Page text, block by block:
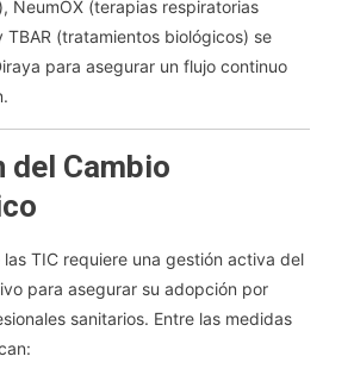
NeumOX (terapias respiratorias
TBAR (tratamientos biológicos) se
para asegurar un flujo continuo
del Cambio
TIC requiere una gestión activa del
para asegurar su adopción por
sanitarios. Entre las medidas